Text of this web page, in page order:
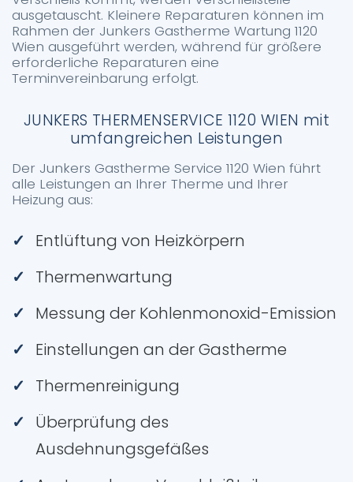
ausgetauscht. Kleinere Reparaturen können im
Rahmen der Junkers Gastherme Wartung 1120
Wien ausgeführt werden, während für größere
erforderliche Reparaturen eine
Terminvereinbarung erfolgt.
JUNKERS THERMENSERVICE 1120 WIEN mit
umfangreichen Leistungen
Der Junkers Gastherme Service 1120 Wien führt
alle Leistungen an Ihrer Therme und Ihrer
Heizung aus:
Entlüftung von Heizkörpern
Thermenwartung
Messung der Kohlenmonoxid-Emission
Einstellungen an der Gastherme
Thermenreinigung
Überprüfung des
Ausdehnungsgefäßes